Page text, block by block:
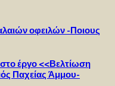
οφειλών -Ποιους
έργο <<Βελτίωση
Παχείας Άμμου-